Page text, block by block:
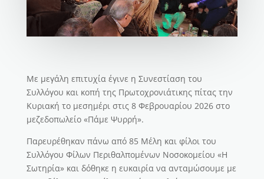
Με μεγάλη επιτυχία έγινε η Συνεστίαση του
Συλλόγου και κοπή της Πρωτοχρονιάτικης πίτας την
Κυριακή το μεσημέρι στις 8 Φεβρουαρίου 2026 στο
μεζεδοπωλείο «Πάμε Ψυρρή».
Παρευρέθηκαν πάνω από 85 Μέλη και φίλοι του
Συλλόγου Φίλων Περιθαλπομένων Νοσοκομείου «Η
Σωτηρία» και δόθηκε η ευκαιρία να ανταμώσουμε με